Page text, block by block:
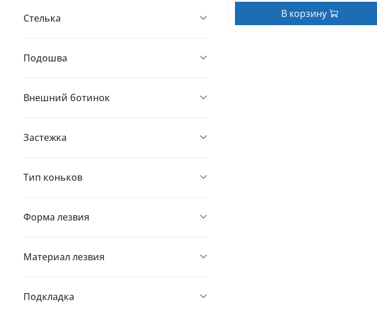
В корзину
Стелька
Подошва
Внешний ботинок
Застежка
Тип коньков
Форма лезвия
Материал лезвия
Подкладка